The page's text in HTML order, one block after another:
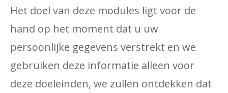
Het doel van deze modules ligt voor de
hand op het moment dat u uw
persoonlijke gegevens verstrekt en we
gebruiken deze informatie alleen voor
deze doeleinden, we zullen ontdekken dat